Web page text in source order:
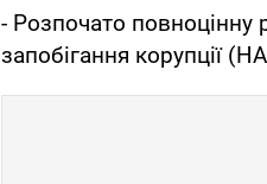
- Розпочато повноцінну
запобігання корупції